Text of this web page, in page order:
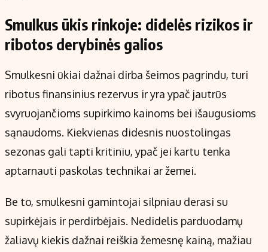
Smulkus ūkis rinkoje: didelės rizikos ir
ribotos derybinės galios
Smulkesni ūkiai dažnai dirba šeimos pagrindu, turi
ribotus finansinius rezervus ir yra ypač jautrūs
svyruojančioms supirkimo kainoms bei išaugusioms
sąnaudoms. Kiekvienas didesnis nuostolingas
sezonas gali tapti kritiniu, ypač jei kartu tenka
aptarnauti paskolas technikai ar žemei.
Be to, smulkesni gamintojai silpniau derasi su
supirkėjais ir perdirbėjais. Nedidelis parduodamų
žaliavų kiekis dažnai reiškia žemesnę kainą, mažiau